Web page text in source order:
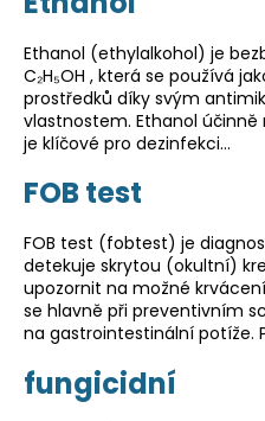
Ethanol (ethylalkohol) je
C₂H₅OH , která se používá
prostředků díky svým
vlastnostem. Ethanol účinně
je klíčové pro dezinfekci…
FOB test
FOB test (fobtest) je
detekuje skrytou (okultní)
upozornit na možné
se hlavně při preventivním
na gastrointestinální potíže.
fungicidní